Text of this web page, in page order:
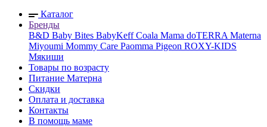
Каталог
Бренды
B&D Baby Bites BabyKeffCoala Mama doTERRA Materna
Miyoumi Mommy Care Paomma Pigeon ROXY-KIDS
Мякиши
Товары по возрасту
Питание Матерна
Скидки
Оплата и доставка
Контакты
В помощь маме